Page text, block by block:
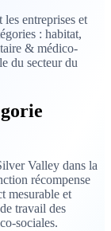
entreprises et
: habitat,
& médico-
du secteur du
Valley dans la
récompense
mesurable et
travail des
sociales.